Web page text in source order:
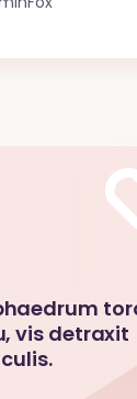
vis detraxit